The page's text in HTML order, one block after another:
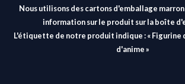
Nous utilisons des cartons d'emballage marron
information sur le produit sur la boîte
L'étiquette de notre produit indique : « Figurine
d'anime »